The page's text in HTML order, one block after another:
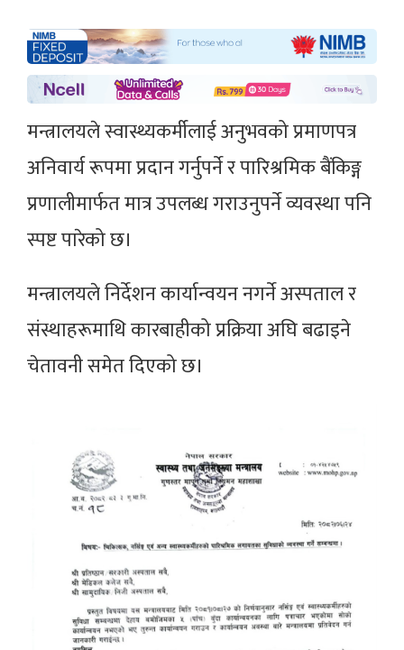
मन्त्रालयले स्वास्थ्यकर्मीलाई अनुभवको प्रमाणपत्र
अनिवार्य रूपमा प्रदान गर्नुपर्ने र पारिश्रमिक बैंकिङ्ग
प्रणालीमार्फत मात्र उपलब्ध गराउनुपर्ने व्यवस्था पनि
स्पष्ट पारेको छ।
मन्त्रालयले निर्देशन कार्यान्वयन नगर्ने अस्पताल र
संस्थाहरूमाथि कारबाहीको प्रक्रिया अघि बढाइने
चेतावनी समेत दिएको छ।